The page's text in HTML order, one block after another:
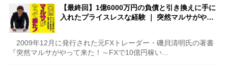
【最終回】1億6000万円の負債と引き換えに手に
入れたプライスレスな経験 ｜ 突然マルサがや…
2009年12月に発行された元FXトレーダー・磯貝清明氏の著書
『突然マルサがやって来た！～FXで10億円稼い…